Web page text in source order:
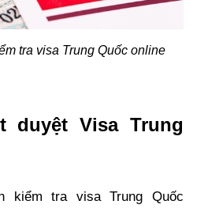
tra visa Trung Quốc online
duyệt Visa Trung
kiểm tra visa Trung Quốc